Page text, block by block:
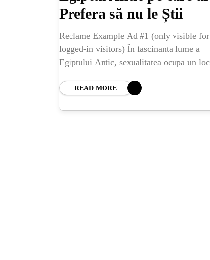
Prefera să nu le Știi
Reclame Example Ad #1 (only visible for
logged-in visitors) În fascinanta lume a
Egiptului Antic, sexualitatea ocupa un loc
cultura și viața cotidiană a poporului
READ MORE